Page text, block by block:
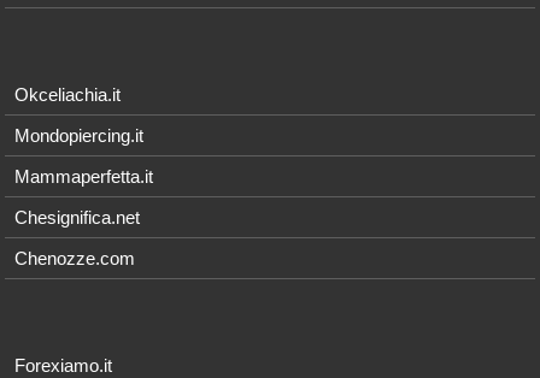
Okceliachia.it
Mondopiercing.it
Mammaperfetta.it
Chesignifica.net
Chenozze.com
Forexiamo.it